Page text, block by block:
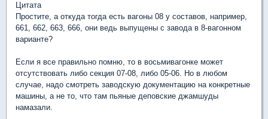
Цитата
Простите, а откуда тогда есть вагоны 08 у составов, например,
661, 662, 663, 666, они ведь выпущены с завода в 8-вагонном
варианте?
Если я все правильно помню, то в восьмивагонке может
отсутствовать либо секция 07-08, либо 05-06. Но в любом
случае, надо смотреть заводскую документацию на конкретные
машины, а не то, что там пьяные деповские джамшуды
намазали.